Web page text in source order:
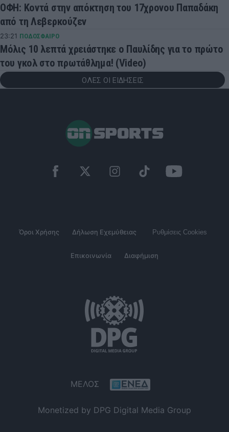
ΟΦΗ: Κοντά στην απόκτηση του 17χρονου Παπαδάκη
από τη Λεβερκούζεν
23:21 ΠΟΔΟΣΦΑΙΡΟ
Μόλις 10 λεπτά χρειάστηκε ο Παυλίδης για το πρώτο
του γκολ στο πρωτάθλημα! (Video)
ΟΛΕΣ ΟΙ ΕΙΔΗΣΕΙΣ
Όροι Χρήσης Δήλωση Εχεμύθειας Ρυθμίσεις Cookies
Επικοινωνία Διαφήμιση
ΜΕΛΟΣ
Monetized by DPG Digital Media Group